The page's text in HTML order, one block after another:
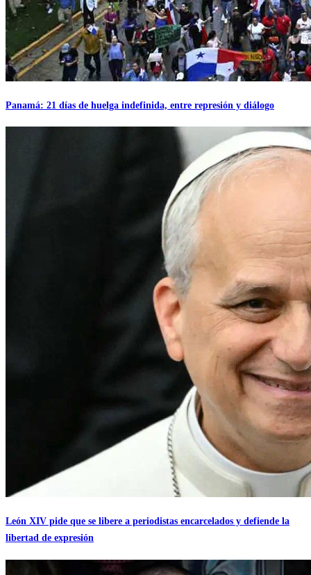
Panamá: 21 días de huelga indefinida, entre represión y diálogo
León XIV pide que se libere a periodistas encarcelados y defiende la
libertad de expresión